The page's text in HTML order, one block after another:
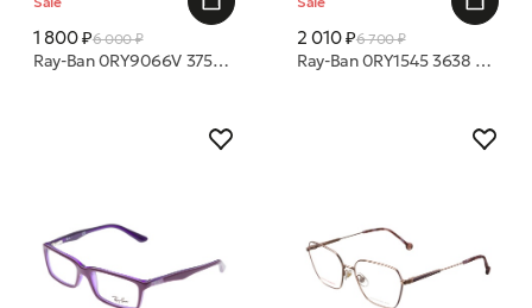
1 800 ₽6 000 ₽
Ray-Ban 0RY9066V 3752 47 20 оправа
2 010 ₽6 700 ₽
Ray-Ban 0RY1545 3638 42 16 оправа